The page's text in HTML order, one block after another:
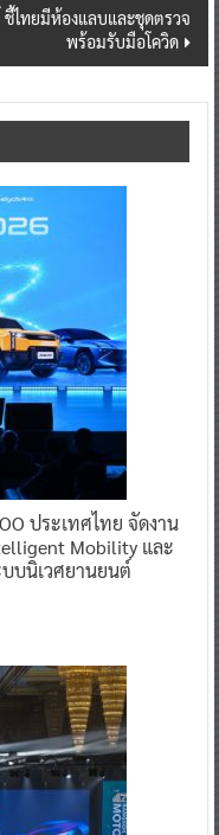
ไทยมีห้องแลบและชุดตรวจ
พร้อมรับมือโควิด
ประเทศไทย จัดงาน
Mobility และ
บนิเวศยานยนต์